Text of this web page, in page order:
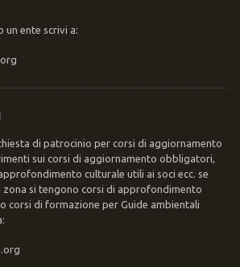
un ente scrivi a:
di patrocinio per corsi di aggiornamento
sui corsi di aggiornamento obbligatori,
culturale utili ai soci ecc. se
zona si tengono corsi di approfondimento
corsi di formazione per Guide ambientali